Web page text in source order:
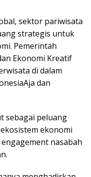
sektor pariwisata
strategis untuk
Pemerintah
Ekonomi Kreatif
di dalam
dan
sebagai peluang
ekonomi
nasabah